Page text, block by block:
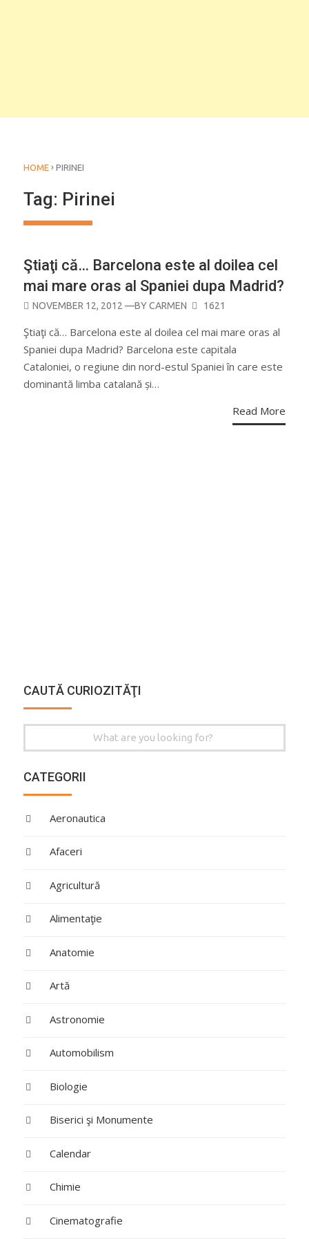
HOME › PIRINEI
Tag: Pirinei
Ştiaţi că… Barcelona este al doilea cel
mai mare oras al Spaniei dupa Madrid?
POSTED
NOVEMBER 12, 2012 —BYCARMEN 1621
Ştiaţi că… Barcelona este al doilea cel mai mare oras al
Spaniei dupa Madrid? Barcelona este capitala
Cataloniei, o regiune din nord-estul Spaniei în care este
dominantă limba catalană și…
Read More
CAUTĂ CURIOZITĂŢI
for:
CATEGORII
Aeronautica
Afaceri
Agricultură
Alimentaţie
Anatomie
Artă
Astronomie
Automobilism
Biologie
Biserici şi Monumente
Calendar
Chimie
Cinematografie